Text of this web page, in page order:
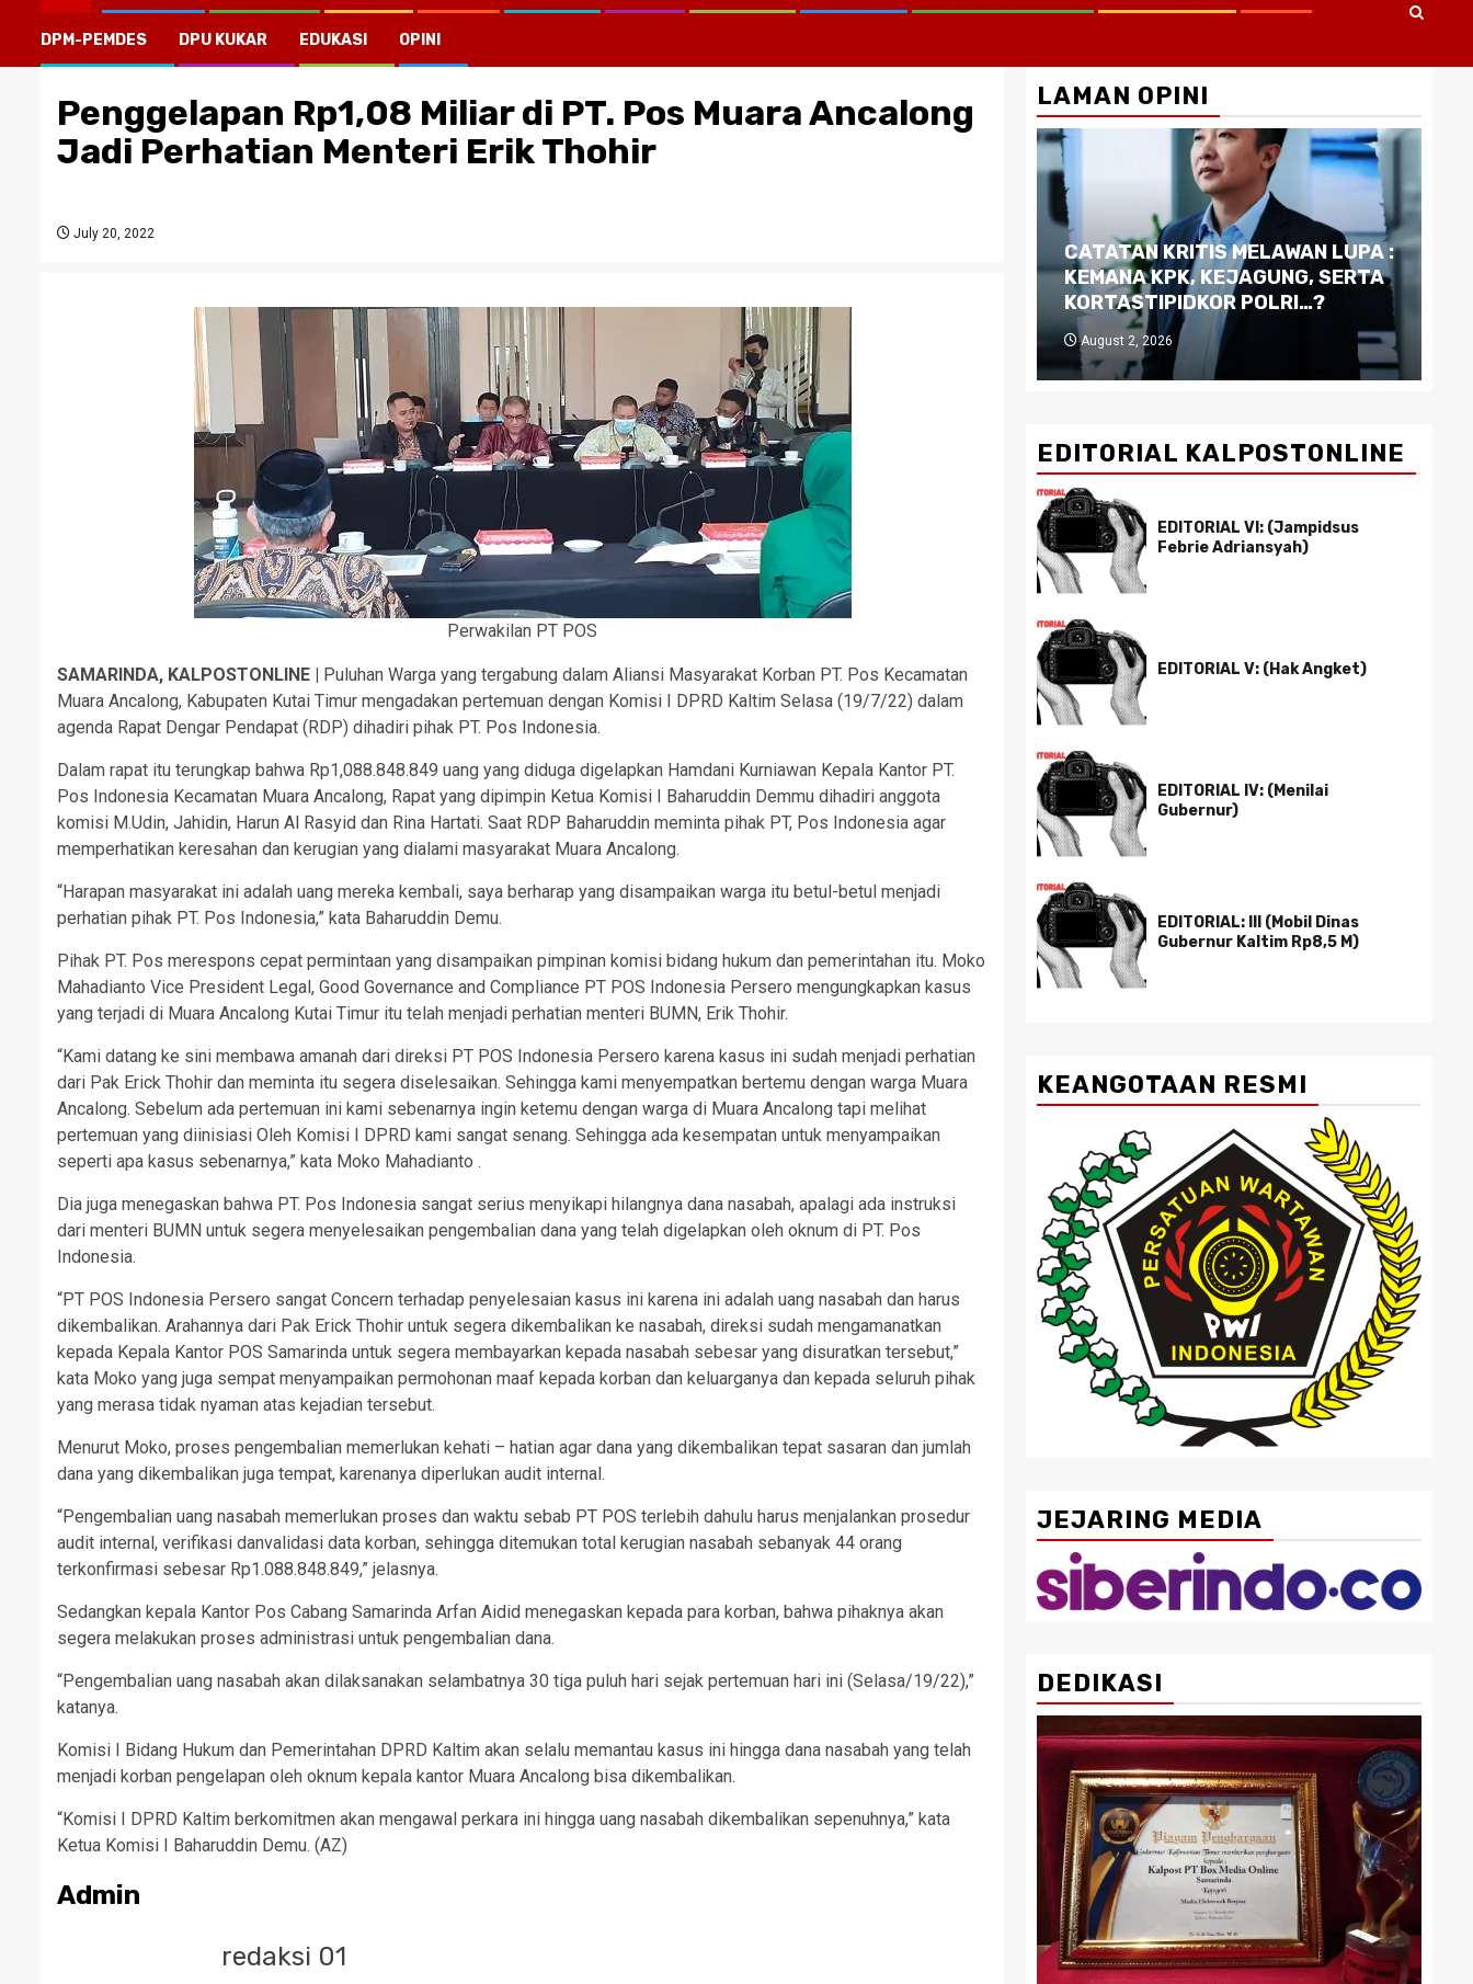
DPM-PEMDES DPU KUKAR EDUKASI OPINI
Penggelapan Rp1,08 Miliar di PT. Pos Muara Ancalong
Jadi Perhatian Menteri Erik Thohir
July 20, 2022
Perwakilan PT POS
SAMARINDA, KALPOSTONLINE | Puluhan Warga yang tergabung dalam Aliansi Masyarakat Korban PT. Pos Kecamatan
Muara Ancalong, Kabupaten Kutai Timur mengadakan pertemuan dengan Komisi I DPRD Kaltim Selasa (19/7/22) dalam
agenda Rapat Dengar Pendapat (RDP) dihadiri pihak PT. Pos Indonesia.
Dalam rapat itu terungkap bahwa Rp1,088.848.849 uang yang diduga digelapkan Hamdani Kurniawan Kepala Kantor PT.
Pos Indonesia Kecamatan Muara Ancalong, Rapat yang dipimpin Ketua Komisi I Baharuddin Demmu dihadiri anggota
komisi M.Udin, Jahidin, Harun Al Rasyid dan Rina Hartati. Saat RDP Baharuddin meminta pihak PT, Pos Indonesia agar
memperhatikan keresahan dan kerugian yang dialami masyarakat Muara Ancalong.
“Harapan masyarakat ini adalah uang mereka kembali, saya berharap yang disampaikan warga itu betul-betul menjadi
perhatian pihak PT. Pos Indonesia,” kata Baharuddin Demu.
Pihak PT. Pos merespons cepat permintaan yang disampaikan pimpinan komisi bidang hukum dan pemerintahan itu. Moko
Mahadianto Vice President Legal, Good Governance and Compliance PT POS Indonesia Persero mengungkapkan kasus
yang terjadi di Muara Ancalong Kutai Timur itu telah menjadi perhatian menteri BUMN, Erik Thohir.
“Kami datang ke sini membawa amanah dari direksi PT POS Indonesia Persero karena kasus ini sudah menjadi perhatian
dari Pak Erick Thohir dan meminta itu segera diselesaikan. Sehingga kami menyempatkan bertemu dengan warga Muara
Ancalong. Sebelum ada pertemuan ini kami sebenarnya ingin ketemu dengan warga di Muara Ancalong tapi melihat
pertemuan yang diinisiasi Oleh Komisi I DPRD kami sangat senang. Sehingga ada kesempatan untuk menyampaikan
seperti apa kasus sebenarnya,” kata Moko Mahadianto .
Dia juga menegaskan bahwa PT. Pos Indonesia sangat serius menyikapi hilangnya dana nasabah, apalagi ada instruksi
dari menteri BUMN untuk segera menyelesaikan pengembalian dana yang telah digelapkan oleh oknum di PT. Pos
Indonesia.
“PT POS Indonesia Persero sangat Concern terhadap penyelesaian kasus ini karena ini adalah uang nasabah dan harus
dikembalikan. Arahannya dari Pak Erick Thohir untuk segera dikembalikan ke nasabah, direksi sudah mengamanatkan
kepada Kepala Kantor POS Samarinda untuk segera membayarkan kepada nasabah sebesar yang disuratkan tersebut,”
kata Moko yang juga sempat menyampaikan permohonan maaf kepada korban dan keluarganya dan kepada seluruh pihak
yang merasa tidak nyaman atas kejadian tersebut.
Menurut Moko, proses pengembalian memerlukan kehati – hatian agar dana yang dikembalikan tepat sasaran dan jumlah
dana yang dikembalikan juga tempat, karenanya diperlukan audit internal.
“Pengembalian uang nasabah memerlukan proses dan waktu sebab PT POS terlebih dahulu harus menjalankan prosedur
audit internal, verifikasi danvalidasi data korban, sehingga ditemukan total kerugian nasabah sebanyak 44 orang
terkonfirmasi sebesar Rp1.088.848.849,” jelasnya.
Sedangkan kepala Kantor Pos Cabang Samarinda Arfan Aidid menegaskan kepada para korban, bahwa pihaknya akan
segera melakukan proses administrasi untuk pengembalian dana.
“Pengembalian uang nasabah akan dilaksanakan selambatnya 30 tiga puluh hari sejak pertemuan hari ini (Selasa/19/22),”
katanya.
Komisi I Bidang Hukum dan Pemerintahan DPRD Kaltim akan selalu memantau kasus ini hingga dana nasabah yang telah
menjadi korban pengelapan oleh oknum kepala kantor Muara Ancalong bisa dikembalikan.
“Komisi I DPRD Kaltim berkomitmen akan mengawal perkara ini hingga uang nasabah dikembalikan sepenuhnya,” kata
Ketua Komisi I Baharuddin Demu. (AZ)
Admin
redaksi 01
LAMAN OPINI
CATATAN KRITIS MELAWAN LUPA :
KEMANA KPK, KEJAGUNG, SERTA
KORTASTIPIDKOR POLRI…?
August 2, 2026
EDITORIAL KALPOSTONLINE
EDITORIAL VI: (Jampidsus
Febrie Adriansyah)
EDITORIAL V: (Hak Angket)
EDITORIAL IV: (Menilai
Gubernur)
EDITORIAL: III (Mobil Dinas
Gubernur Kaltim Rp8,5 M)
KEANGOTAAN RESMI
JEJARING MEDIA
DEDIKASI